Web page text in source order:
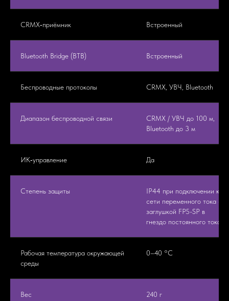
CRMX‑приёмник Встроенный
Bluetooth Bridge (BTB) Встроенный
Беспроводные протоколы CRMX, УВЧ, Bluetooth
Диапазон беспроводной связи
CRMX / УВЧ до 100 м,
Bluetooth до 3 м
ИК‑управление Да
Степень защиты
IP44 при подключении к
сети переменного тока с
заглушкой FP5-SP в
гнездо постоянного тока
Рабочая температура окружающей
среды
0–40 °C
Вес 240 г